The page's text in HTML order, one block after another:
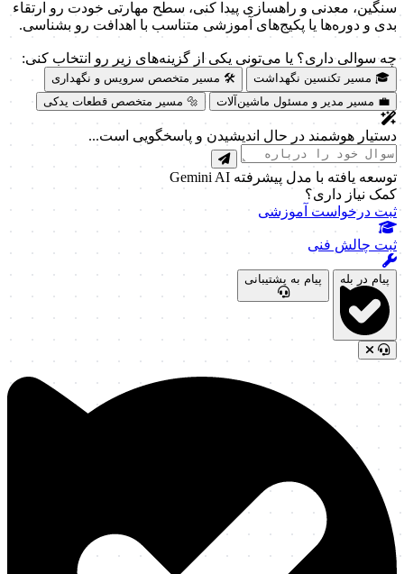
آماده جستجو
برای شروع، لطفاً یک یا چند فیلتر را از منوی بالا انتخاب کنید.
راهنمای مسیر شغلی ماشین یار
مشاوره هوشمند برای انتخاب و رشد در شغل‌های ماشین‌آلات
سلام! مندستیار هوشمند مسیر شغلی ماشین یار
هستم. 👋
می‌تونم بهت کمک کنم بهترین مسیر شغلی رو در زمینه ماشین‌آلات
سنگین، معدنی و راهسازی پیدا کنی، سطح مهارتی خودت رو ارتقاء
بدی و دوره‌ها یا پکیج‌های آموزشی متناسب با اهدافت رو بشناسی.
چه سوالی داری؟ یا می‌تونی یکی از گزینه‌های زیر رو انتخاب کنی:
🎓 مسیر تکنسین نگهداشت
🛠️ مسیر متخصص سرویس و نگهداری
💼 مسیر مدیر و مسئول ماشین‌آلات
🔩 مسیر متخصص قطعات یدکی
دستیار هوشمند در حال اندیشیدن و پاسخگویی است...
توسعه یافته با مدل پیشرفته Gemini AI
کمک نیاز داری؟
ثبت درخواست آموزشی
ثبت چالش فنی
پیام به پشتیبانی